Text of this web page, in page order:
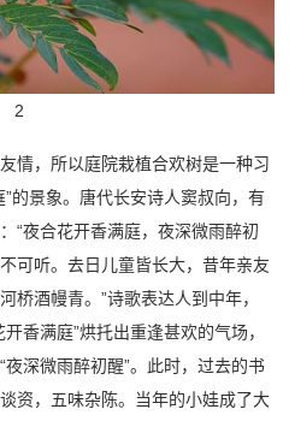
2
情，所以庭院栽植合欢树是一种习
的景象。唐代长安诗人窦叔向，有
“夜合花开香满庭，夜深微雨醉初
可听。去日儿童皆长大，昔年亲友
桥酒幔青。”诗歌表达人到中年，
香满庭”烘托出重逢甚欢的气场，
深微雨醉初醒”。此时，过去的书
资，五味杂陈。当年的小娃成了大